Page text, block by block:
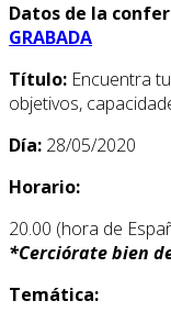
Datos de la
GRABADA
Título: Encuentra
objetivos,
Día: 28/05/2020
Horario:
20.00 (hora de
*Cerciórate bien
Temática: